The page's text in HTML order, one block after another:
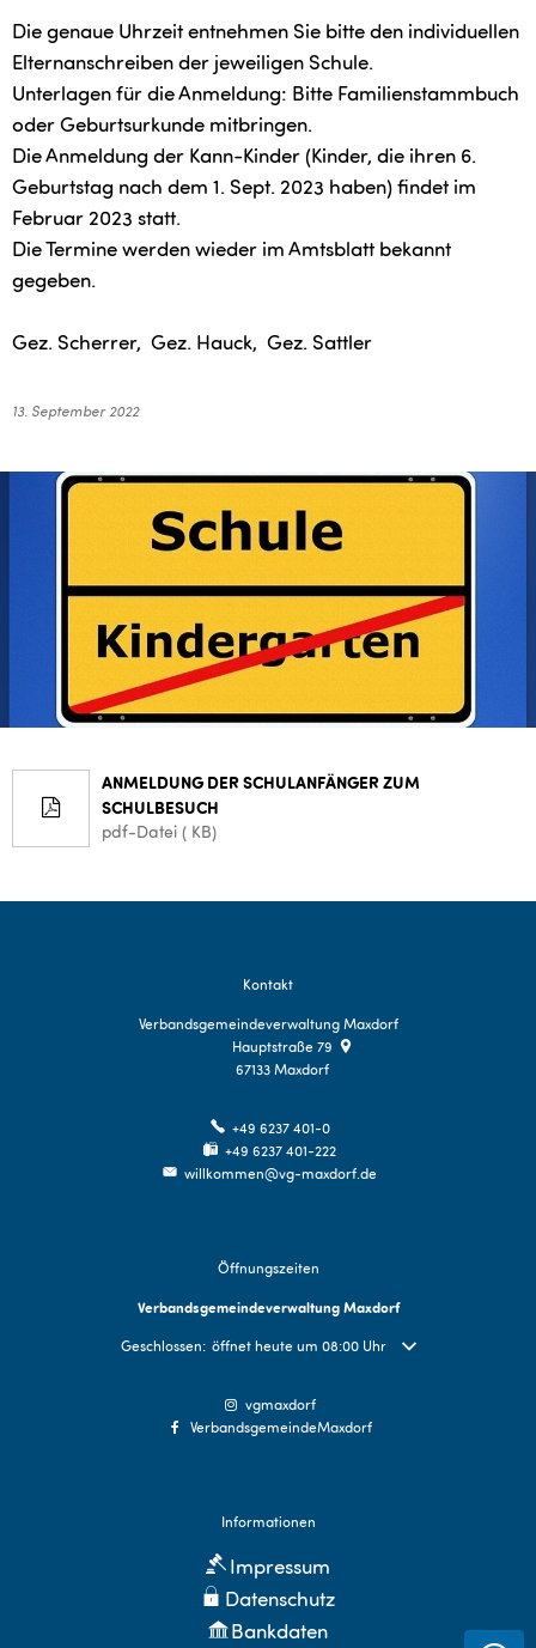
Die genaue Uhrzeit entnehmen Sie bitte den individuellen
Elternanschreiben der jeweiligen Schule.
Unterlagen für die Anmeldung: Bitte Familienstammbuch
oder Geburtsurkunde mitbringen.
Die Anmeldung der Kann-Kinder (Kinder, die ihren 6.
Geburtstag nach dem 1. Sept. 2023 haben) findet im
Februar 2023 statt.
Die Termine werden wieder im Amtsblatt bekannt
gegeben.
Gez. Scherrer, Gez. Hauck, Gez. Sattler
13. September 2022
ANMELDUNG DER SCHULANFÄNGER ZUM
SCHULBESUCH
pdf-Datei ( KB)
Kontakt
Verbandsgemeindeverwaltung Maxdorf
Hauptstraße 79
67133 Maxdorf
+49 6237 401-0
+49 6237 401-222
willkommen@vg-maxdorf.de
Öffnungszeiten
Verbandsgemeindeverwaltung Maxdorf
Klicken, um weitere Öffnungs- oder Schließzeiten
Geschlossen: öffnet heute um 08:00 Uhr
vgmaxdorf
VerbandsgemeindeMaxdorf
Informationen
Impressum
Datenschutz
Bankdaten